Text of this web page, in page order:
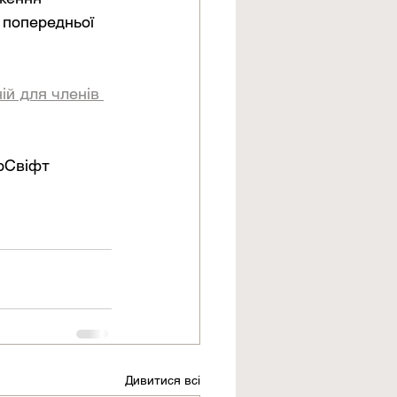
для членів
Дивитися всі